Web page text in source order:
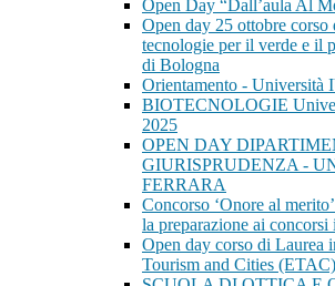
Open Day “Dall’aula Al
Open day 25 ottobre corso
tecnologie per il verde e il
di Bologna
Orientamento - Università
BIOTECNOLOGIE
2025
OPEN DAY
GIURISPRUDENZA -
FERRARA
Concorso ‘Onore al
la preparazione ai concorsi
Open day corso di Laurea
Tourism and Cities (ETAC)